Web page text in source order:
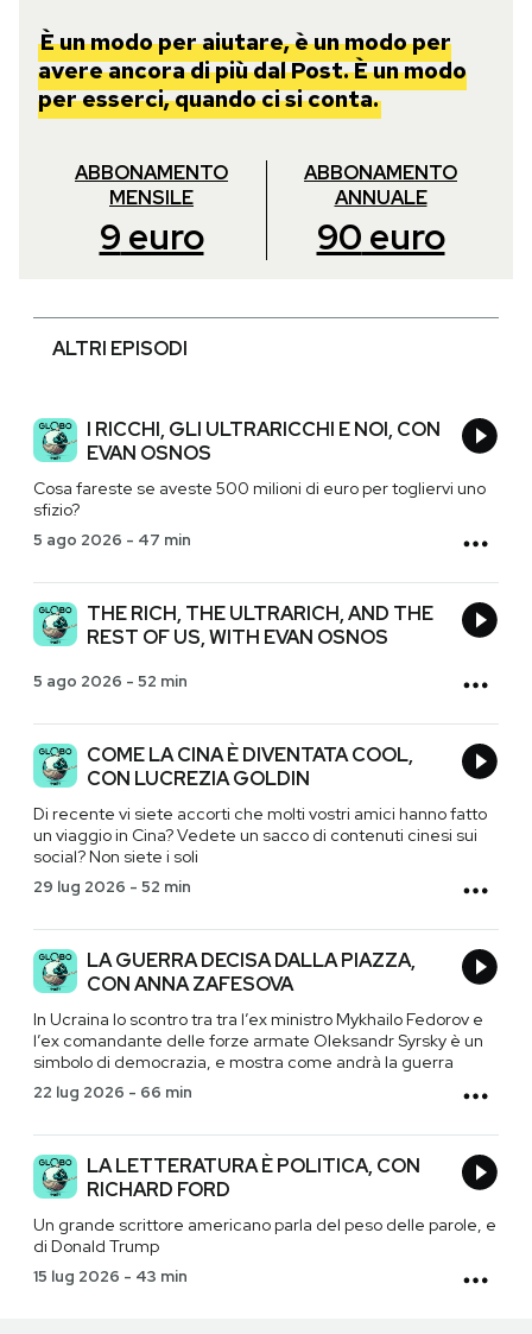
È un modo per aiutare, è un modo per
avere ancora di più dal Post. È un modo
per esserci, quando ci si conta.
ABBONAMENTO
MENSILE
9 euro
ABBONAMENTO
ANNUALE
90 euro
ALTRI EPISODI
I RICCHI, GLI ULTRARICCHI E NOI, CON
EVAN OSNOS
Cosa fareste se aveste 500 milioni di euro per togliervi uno
sfizio?
5 ago 2026 - 47 min
THE RICH, THE ULTRARICH, AND THE
REST OF US, WITH EVAN OSNOS
5 ago 2026 - 52 min
COME LA CINA È DIVENTATA COOL,
CON LUCREZIA GOLDIN
Di recente vi siete accorti che molti vostri amici hanno fatto
un viaggio in Cina? Vedete un sacco di contenuti cinesi sui
social? Non siete i soli
29 lug 2026 - 52 min
LA GUERRA DECISA DALLA PIAZZA,
CON ANNA ZAFESOVA
In Ucraina lo scontro tra tra l’ex ministro Mykhailo Fedorov e
l’ex comandante delle forze armate Oleksandr Syrsky è un
simbolo di democrazia, e mostra come andrà la guerra
22 lug 2026 - 66 min
LA LETTERATURA È POLITICA, CON
RICHARD FORD
Un grande scrittore americano parla del peso delle parole, e
di Donald Trump
15 lug 2026 - 43 min